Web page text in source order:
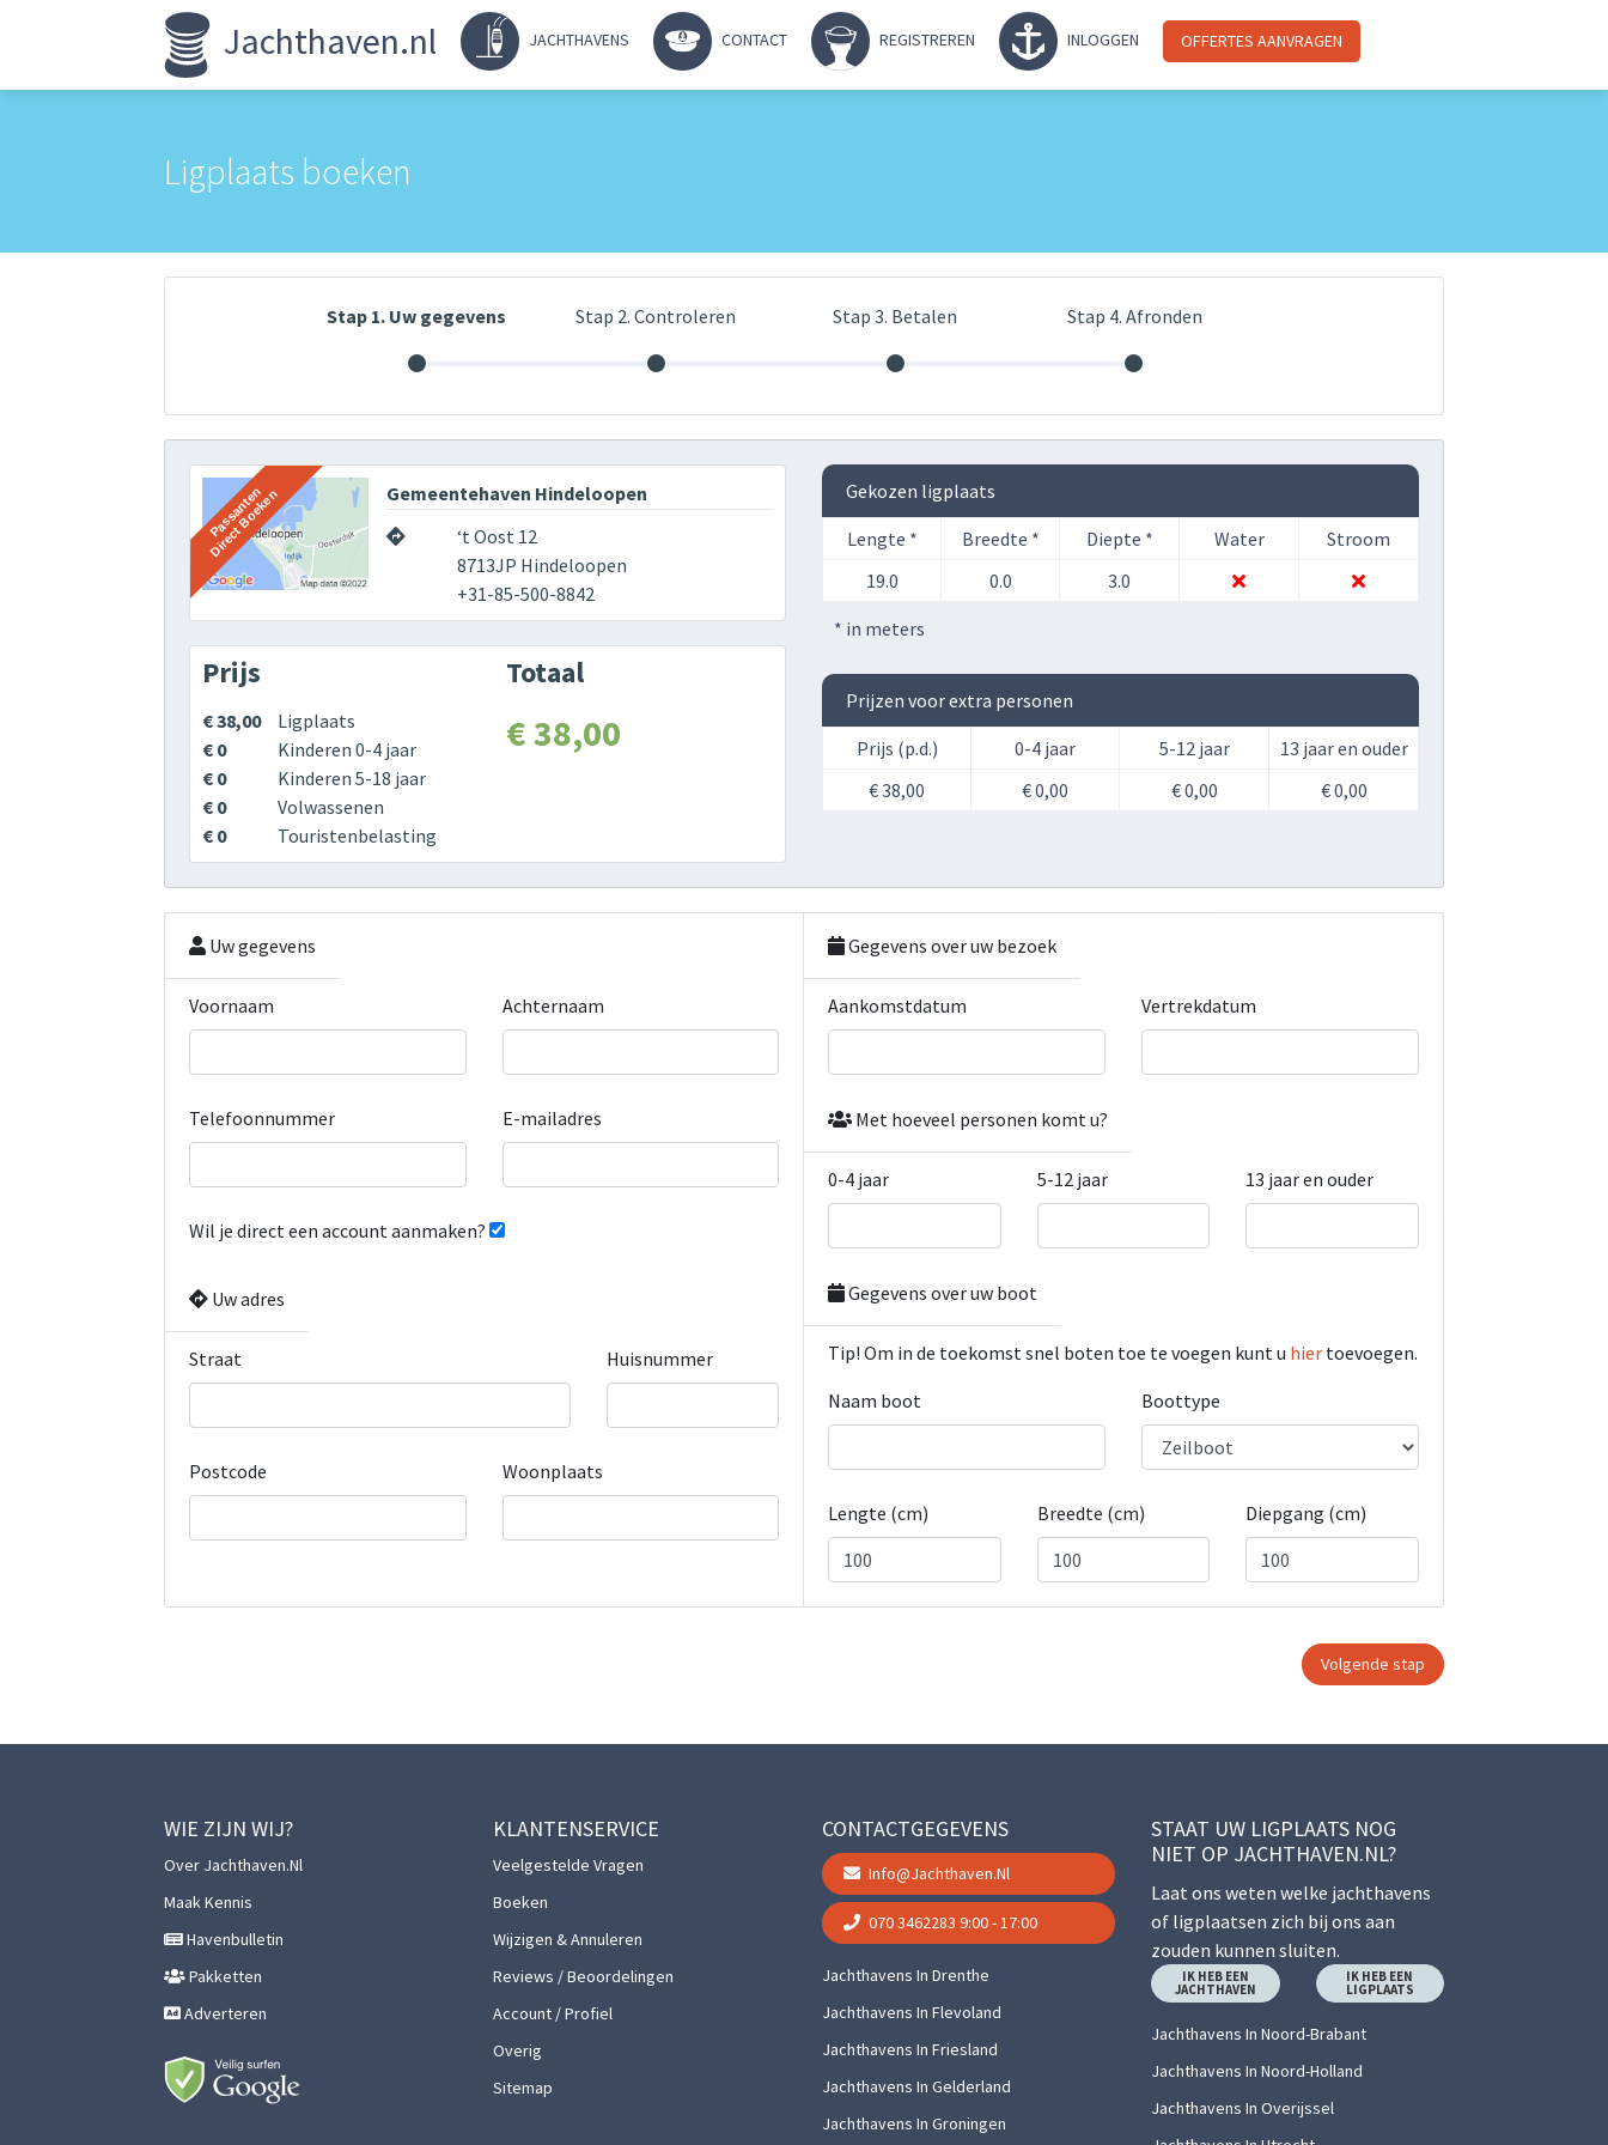
Jachthaven.nl JACHTHAVENS CONTACT REGISTREREN INLOGGEN OFFERTES AANVRAGEN
Ligplaats boeken
Stap 1. Uw gegevens Stap 2. Controleren Stap 3. Betalen Stap 4. Afronden
Gemeentehaven Hindeloopen
‘t Oost 12
8713JP Hindeloopen
+31-85-500-8842
Prijs
€ 38,00
Ligplaats
€ 0
Kinderen 0-4 jaar
€ 0
Kinderen 5-18 jaar
€ 0
Volwassenen
€ 0
Touristenbelasting
Totaal
€ 38,00
Gekozen ligplaats
Lengte *
Breedte * Diepte * Water
Stroom
19.0
0.0
3.0
* in meters
Prijzen voor extra personen
Prijs (p.d.)
0-4 jaar 5-12 jaar
13 jaar en ouder
€ 38,00
€ 0,00 € 0,00 € 0,00
Uw gegevens
Voornaam Achternaam
Telefoonnummer E-mailadres
Wil je direct een account aanmaken?
Uw adres
Straat Huisnummer
Postcode Woonplaats
Gegevens over uw bezoek
Aankomstdatum Vertrekdatum
Met hoeveel personen komt u?
0-4 jaar 5-12 jaar 13 jaar en ouder
Gegevens over uw boot
Tip! Om in de toekomst snel boten toe te voegen kunt u hier toevoegen.
Naam boot
Boottype
Lengte (cm) Breedte (cm) Diepgang (cm)
WIE ZIJN WIJ?
Over Jachthaven.nl
Maak Kennis
Havenbulletin
Pakketten
Adverteren
KLANTENSERVICE
Veelgestelde Vragen
Boeken
Wijzigen & Annuleren
Reviews / Beoordelingen
Account / Profiel
Overig
Sitemap
CONTACTGEGEVENS
Info@jachthaven.nl
070 3462283 9:00 - 17:00
Jachthavens In Drenthe
Jachthavens In Flevoland
Jachthavens In Friesland
Jachthavens In Gelderland
Jachthavens In Groningen
STAAT UW LIGPLAATS NOG
NIET OP JACHTHAVEN.NL?
Laat ons weten welke jachthavens
of ligplaatsen zich bij ons aan
zouden kunnen sluiten.
IK HEB EEN
JACHTHAVEN
IK HEB EEN
LIGPLAATS
Jachthavens In Noord-Brabant
Jachthavens In Noord-Holland
Jachthavens In Overijssel